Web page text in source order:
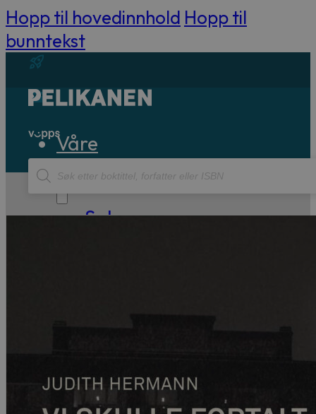
Hopp til hovedinnhold Hopp til
bunntekst
Våre
bøker
Sakprosa
Skjønnlitteratur
Products
search